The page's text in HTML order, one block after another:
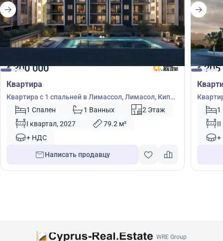
€300 000
Квартира
Квартира с 1 спальней в Лимассол, Лимасол, Кипр
№ 239701 Спален 1 Ванных
2 Этаж
I квартал, 2027
79.2 м²
+ НДС
Написать продавцу
€205
1
II
WRE Group